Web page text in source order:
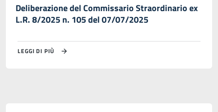
Deliberazione del Commissario Straordinario ex
L.R. 8/2025 n. 105 del 07/07/2025
LEGGI DI PIÙ